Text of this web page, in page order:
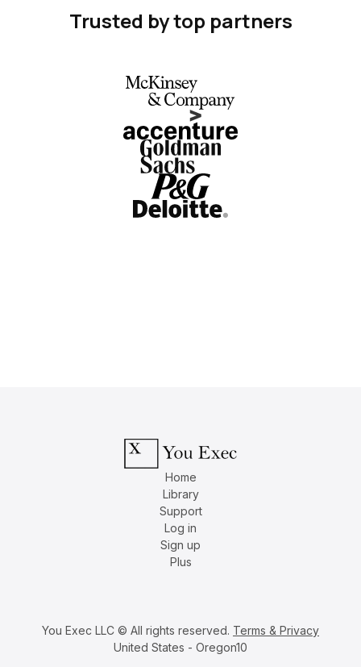
Trusted by top partners
Home
Library
Support
Log in
Sign up
Plus
You Exec LLC © All rights reserved. Terms & Privacy
United States - Oregon10